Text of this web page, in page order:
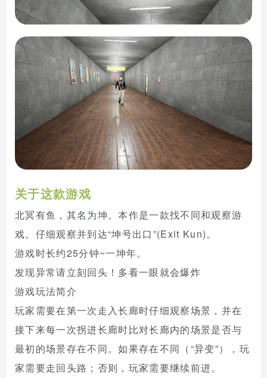
关于这款游戏
北冥有鱼，其名为坤。本作是一款找不同和观察游
戏。仔细观察并到达“坤号出口”(Exit Kun)。
游戏时长约25分钟~一坤年。
发现异常请立刻回头！多看一眼就会爆炸
游戏玩法简介
玩家需要在第一次走入长廊时仔细观察场景，并在
接下来每一次拐进长廊时比对长廊内的场景是否与
最初的场景存在不同。如果存在不同（“异变”），玩
家需要走回头路；否则，玩家需要继续前进。